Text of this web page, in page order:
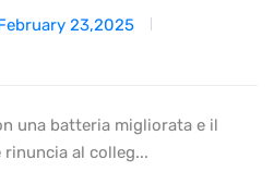
23,2025
una batteria migliorata e il
rinuncia al colleg...